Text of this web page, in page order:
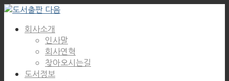
회사소개
인사말
회사연혁
찾아오시는길
도서정보